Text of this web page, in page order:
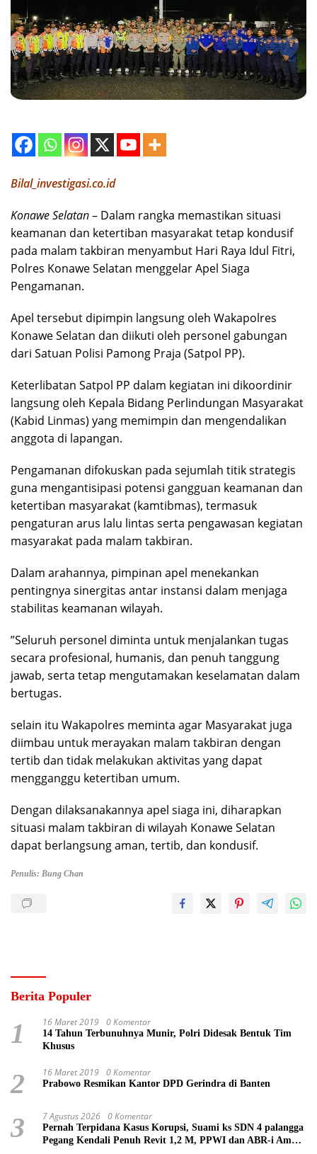
Bilal_investigasi.co.id
Konawe Selatan– Dalam rangka memastikan situasi
keamanan dan ketertiban masyarakat tetap kondusif
pada malam takbiran menyambut Hari Raya Idul Fitri,
Polres Konawe Selatan menggelar Apel Siaga
Pengamanan.
‎Apel tersebut dipimpin langsung oleh Wakapolres
Konawe Selatan dan diikuti oleh personel gabungan
dari Satuan Polisi Pamong Praja (Satpol PP).
‎Keterlibatan Satpol PP dalam kegiatan ini dikoordinir
langsung oleh Kepala Bidang Perlindungan Masyarakat
(Kabid Linmas) yang memimpin dan mengendalikan
anggota di lapangan.
‎Pengamanan difokuskan pada sejumlah titik strategis
guna mengantisipasi potensi gangguan keamanan dan
ketertiban masyarakat (kamtibmas), termasuk
pengaturan arus lalu lintas serta pengawasan kegiatan
masyarakat pada malam takbiran.
‎Dalam arahannya, pimpinan apel menekankan
pentingnya sinergitas antar instansi dalam menjaga
stabilitas keamanan wilayah.
‎”Seluruh personel diminta untuk menjalankan tugas
secara profesional, humanis, dan penuh tanggung
jawab, serta tetap mengutamakan keselamatan dalam
bertugas.
‎‎selain itu Wakapolres meminta agar Masyarakat juga
diimbau untuk merayakan malam takbiran dengan
tertib dan tidak melakukan aktivitas yang dapat
mengganggu ketertiban umum.
‎Dengan dilaksanakannya apel siaga ini, diharapkan
situasi malam takbiran di wilayah Konawe Selatan
dapat berlangsung aman, tertib, dan kondusif.
Penulis: Bung Chan
Berita Populer
1 16 Maret 2019 0 Komentar
14 Tahun Terbunuhnya Munir, Polri Didesak Bentuk Tim
Khusus
2 16 Maret 2019 0 Komentar
Prabowo Resmikan Kantor DPD Gerindra di Banten
3 7 Agustus 2026 0 Komentar
Pernah Terpidana Kasus Korupsi, Suami ks SDN 4 palangga
Pegang Kendali Penuh Revit 1,2 M, PPWI dan ABR-i Ambil